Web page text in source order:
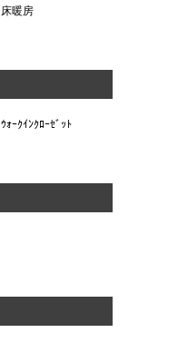
床暖房
ｳｫｰｸｲﾝｸﾛｰｾﾞｯﾄ